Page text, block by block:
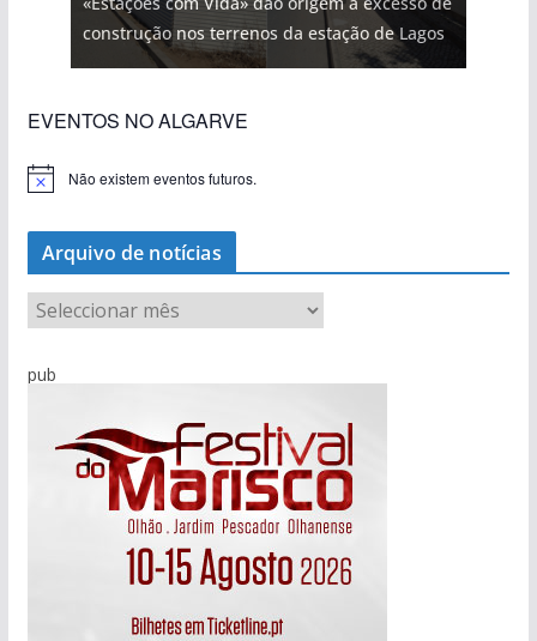
construção nos terrenos da estação de Lagos
EVENTOS NO ALGARVE
Não existem eventos futuros.
Arquivo de notícias
q
pub